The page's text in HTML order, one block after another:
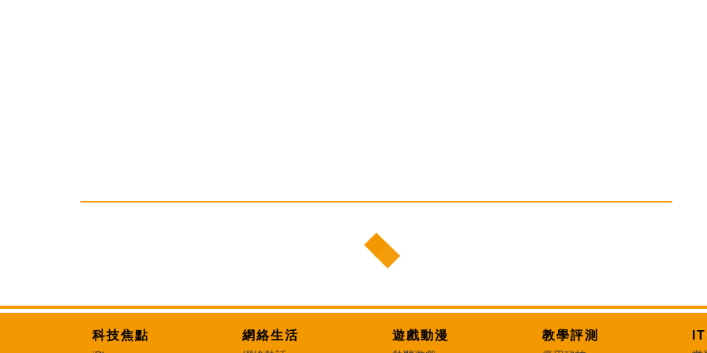
科技焦點 網絡生活 遊戲動漫 教學評測